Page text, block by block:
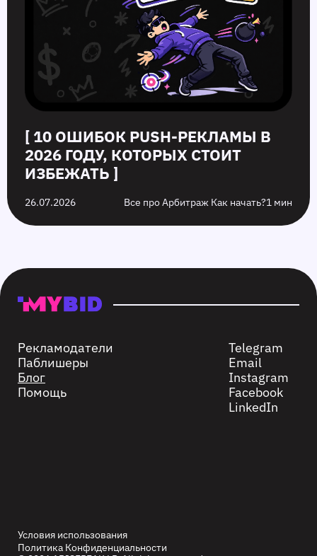
[ 10 ОШИБОК PUSH‑РЕКЛАМЫ В
2026 ГОДУ, КОТОРЫХ СТОИТ
ИЗБЕЖАТЬ ]
26.07.2026 Все про Арбитраж Как начать?1 мин
Рекламодатели
Паблишеры
Блог
Помощь
Telegram
Email
Instagram
Facebook
LinkedIn
Условия использования
Политика Конфиденциальности